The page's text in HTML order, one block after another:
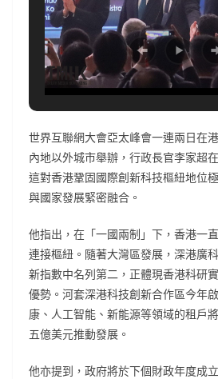
世界互聯網大會亞太峰會一連兩日在
內地以外城市舉辦，行政長官李家超
這對香港鞏固國際創新科技樞紐地位
與國家發展緊密融合。
他指出，在「一國兩制」下，香港一
連接樞紐。隨著大灣區發展，深港廣
新指數中名列第二，正體現香港科研
優勢。河套深港科技創新合作區今年
康、人工智能、新能源等領域的租戶
五億美元推動發展。
他亦提到，政府將於下個財政年度成